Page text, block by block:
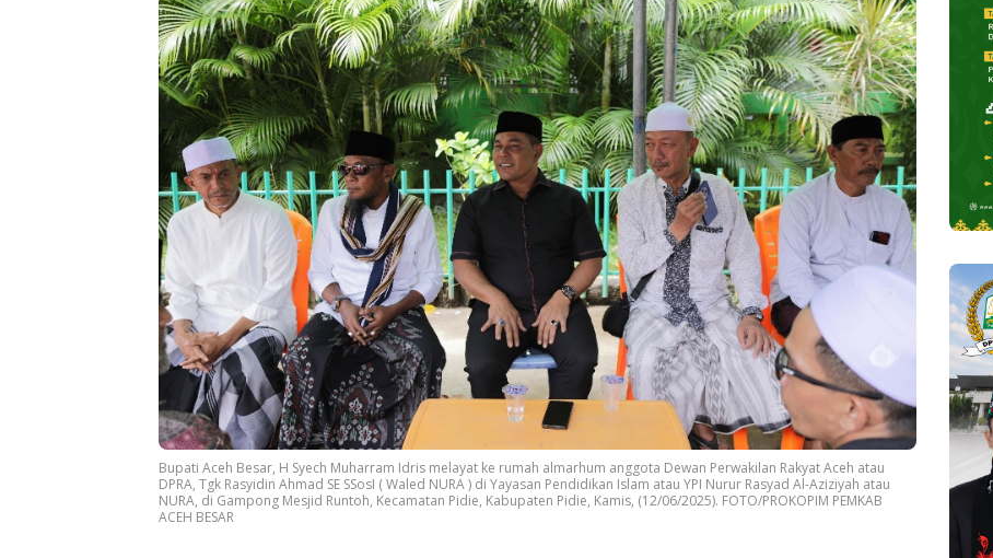
Bupati Aceh Besar, H Syech Muharram Idris melayat ke rumah almarhum anggota Dewan Perwakilan Rakyat Aceh atau
DPRA, Tgk Rasyidin Ahmad SE SSosI ( Waled NURA ) di Yayasan Pendidikan Islam atau YPI Nurur Rasyad Al-Aziziyah atau
NURA, di Gampong Mesjid Runtoh, Kecamatan Pidie, Kabupaten Pidie, Kamis, (12/06/2025). FOTO/PROKOPIM PEMKAB
ACEH BESAR